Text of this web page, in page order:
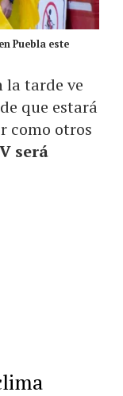
Puebla este
la tarde ve
que estará
como otros
será